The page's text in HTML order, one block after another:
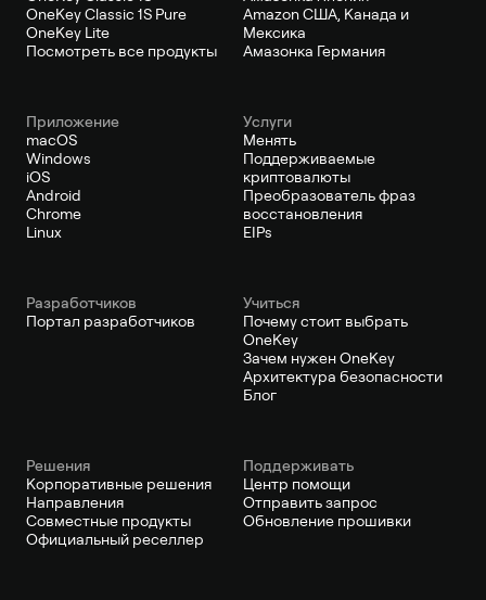
OneKey Classic 1S Pure
OneKey Lite
Посмотреть все продукты
Amazon США, Канада и
Мексика
Амазонка Германия
Приложение
macOS
Windows
iOS
Android
Chrome
Linux
Услуги
Менять
Поддерживаемые
криптовалюты
Преобразователь фраз
восстановления
EIPs
Pазработчиков
Портал разработчиков
Учиться
Почему стоит выбрать
OneKey
Зачем нужен OneKey
Архитектура безопасности
Блог
Решения
Корпоративные решения
Направления
Совместные продукты
Официальный реселлер
Поддерживать
Центр помощи
Отправить запрос
Обновление прошивки